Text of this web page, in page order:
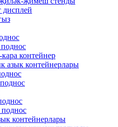
дисплей
контейнер
азык контейнерлары
контейнерлары